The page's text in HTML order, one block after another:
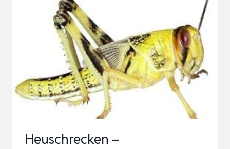
–
50
STÜCK
–
LEBENDFUTTER
INSEKTEN
WUESTENHEUSCHRECK…
Heuschrecken –